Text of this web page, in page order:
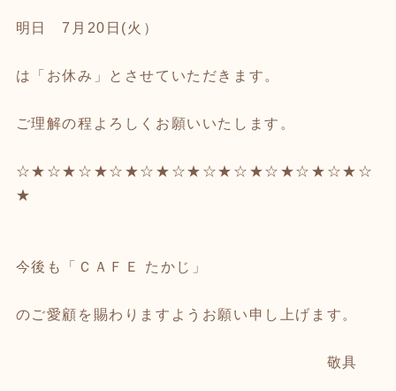
明日 7月20日(火）
は「お休み」とさせていただきます。
ご理解の程よろしくお願いいたします。
☆★☆★☆★☆★☆★☆★☆★☆★☆★☆★☆★☆
★
今後も「ＣＡＦＥ たかじ」
のご愛顧を賜わりますようお願い申し上げます。
敬具